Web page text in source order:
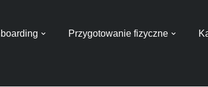
Przygotowanie fizyczne